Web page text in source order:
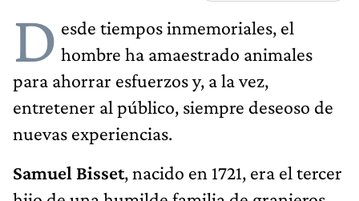
D esde tiempos inmemoriales, el
hombre ha amaestrado animales
para ahorrar esfuerzos y, a la vez,
entretener al público, siempre deseoso de
nuevas experiencias.
Samuel Bisset, nacido en 1721, era el tercer